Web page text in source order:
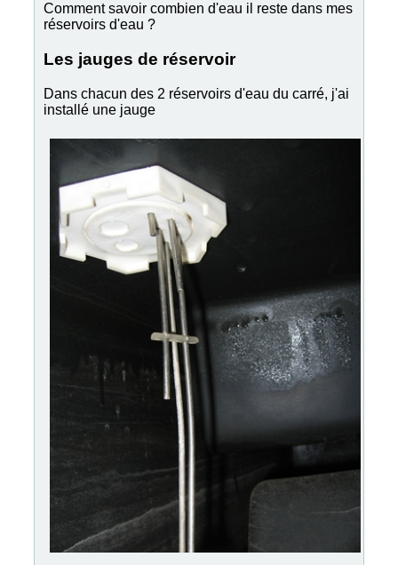
Comment savoir combien d'eau il reste dans mes
réservoirs d'eau ?
Les jauges de réservoir
Dans chacun des 2 réservoirs d'eau du carré, j'ai
installé une jauge